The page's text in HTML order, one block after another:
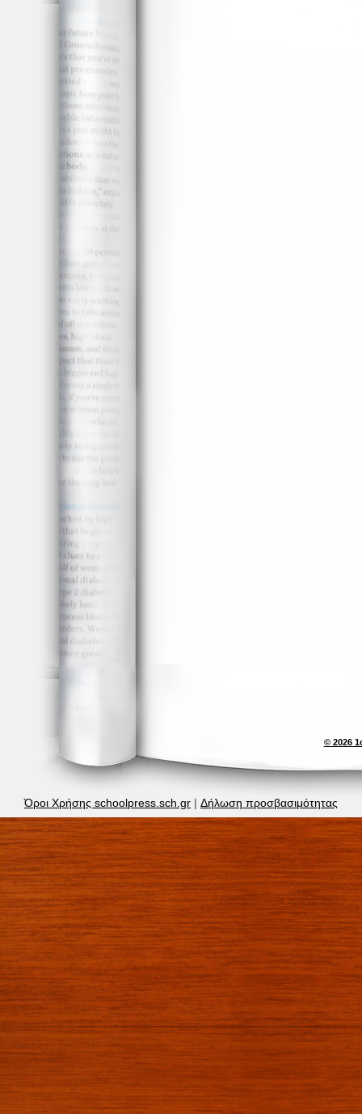
© 2026
Όροι Χρήσης schoolpress.sch.gr | Δήλωση προσβασιμότητας